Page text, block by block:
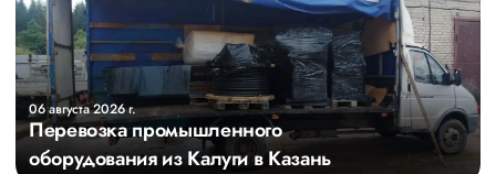
06 августа 2026 г.
Перевозка промышленного
оборудования из Калуги в Казань